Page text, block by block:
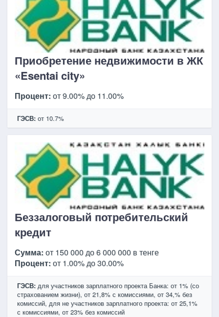
Приобретение недвижимости в ЖК
«Esentai city»
Процент: от 9.00% до 11.00%
ГЭСВ: от 10.7%
Беззалоговый потребительский
кредит
Сумма: от 150 000 до 6 000 000 в тенге
Процент: от 1.00% до 30.00%
ГЭСВ: для участников зарплатного проекта Банка: от 1% (со
страхованием жизни), от 21,8% с комиссиями, от 34,% без
комиссий, для не участников зарплатного проекта: от 25,1%
с комиссиями, от 23% без комиссий